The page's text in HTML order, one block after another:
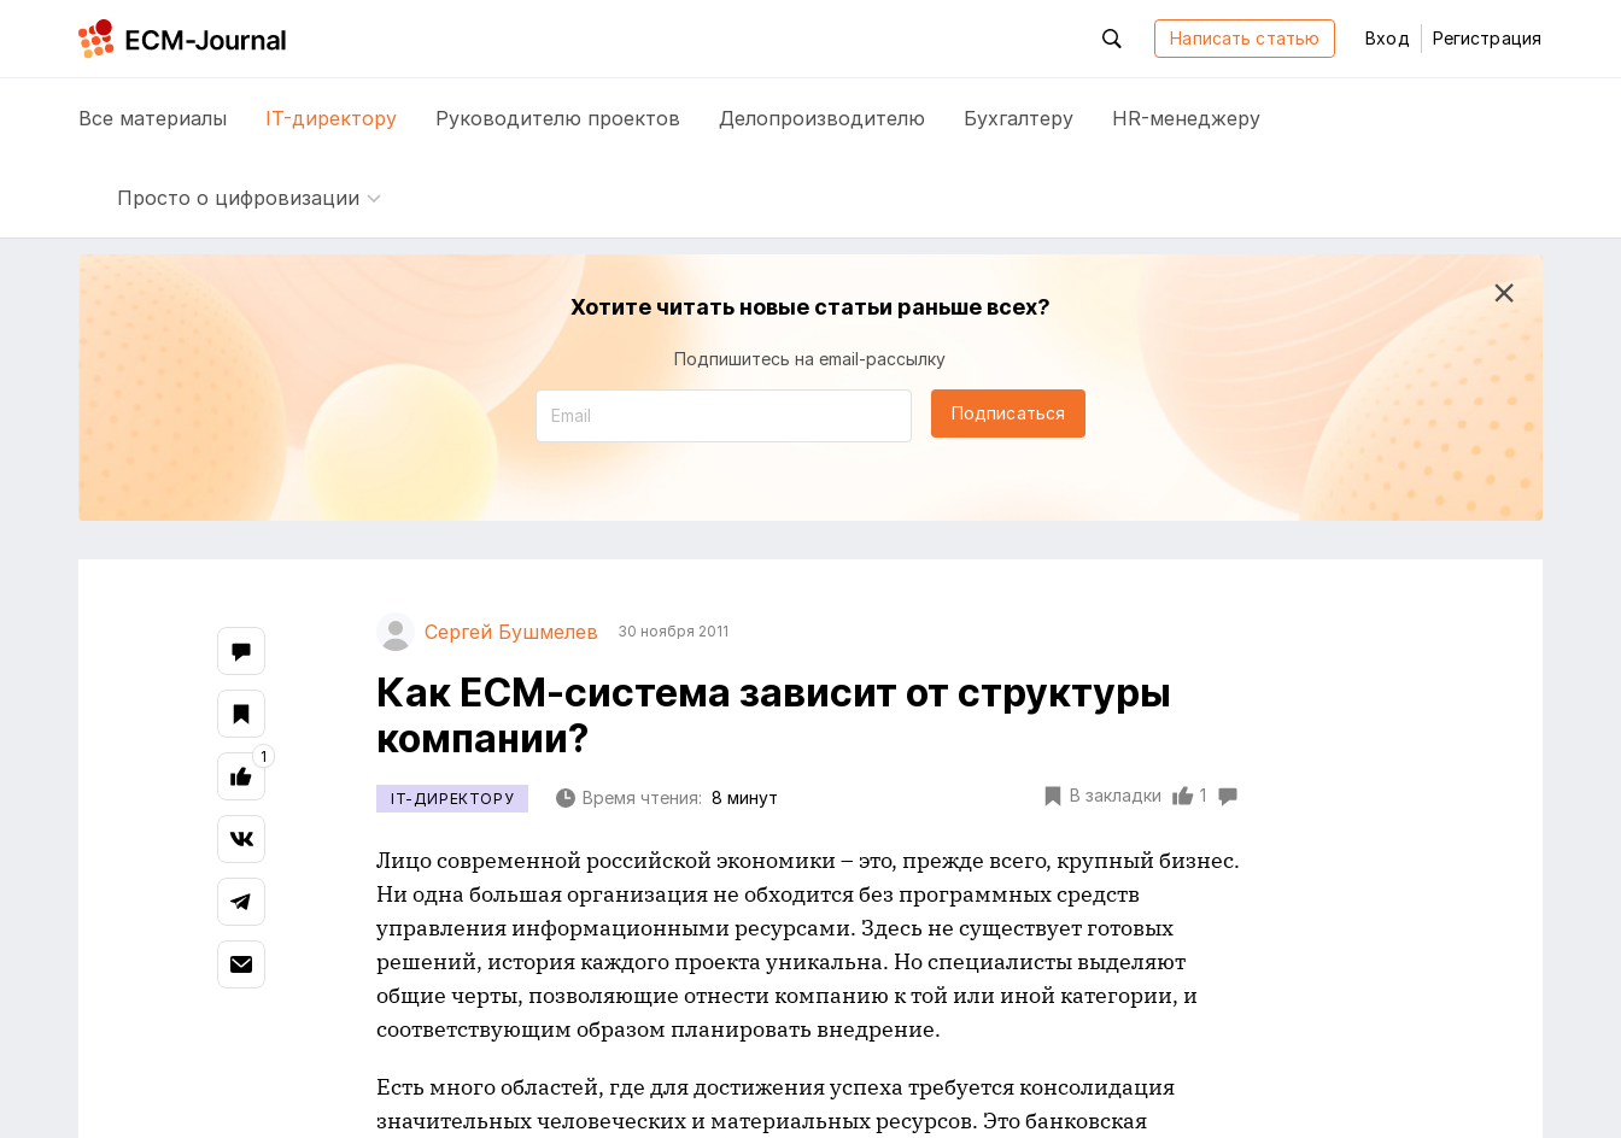
Написать статью Вход Регистрация
Все материалы IT-директору Руководителю проектов Делопроизводителю Бухгалтеру HR-менеджеру
Просто о цифровизации
Хотите читать новые статьи раньше всех?
Подпишитесь на email-рассылку
Подписаться
Сергей Бушмелев 30 ноября 2011
Как ЕСМ-система зависит от структуры
компании?
IT-ДИРЕКТОРУ Время чтения: 8 минут В закладки 1
Лицо современной российской экономики – это, прежде всего, крупный бизнес.
Ни одна большая организация не обходится без программных средств
управления информационными ресурсами. Здесь не существует готовых
решений, история каждого проекта уникальна. Но специалисты выделяют
общие черты, позволяющие отнести компанию к той или иной категории, и
соответствующим образом планировать внедрение.
Есть много областей, где для достижения успеха требуется консолидация
значительных человеческих и материальных ресурсов. Это банковская
1